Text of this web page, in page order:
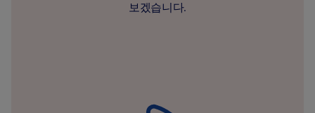
보겠습니다.